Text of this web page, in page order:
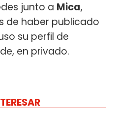
junto a Mica,
de haber publicado
su perfil de
en privado.